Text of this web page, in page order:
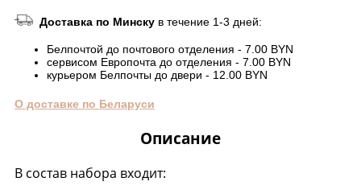
Доставка по Минску в течение 1-3 дней:
Белпочтой до почтового отделения - 7.00 BYN
сервисом Европочта до отделения - 7.00 BYN
курьером Белпочты до двери - 12.00 BYN
О доставке по Беларуси
Описание
В состав набора входит: